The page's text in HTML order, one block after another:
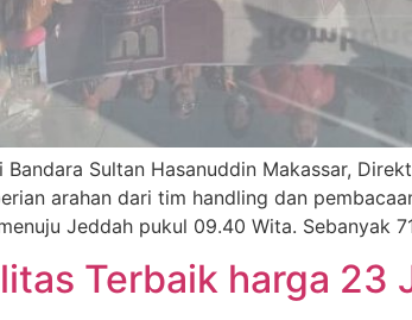
Sultan Hasanuddin Makassar,
arahan dari tim handling dan
Jeddah pukul 09.40 Wita. Sebanyak
Terbaik harga